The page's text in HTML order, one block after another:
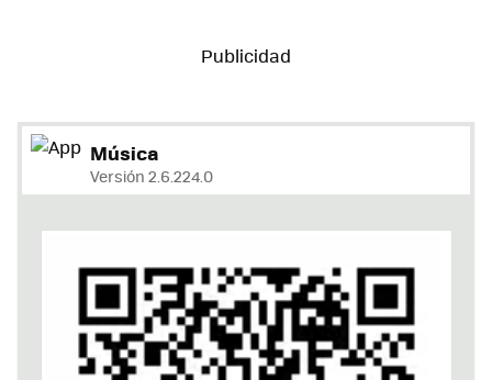
Música
Versión 2.6.224.0